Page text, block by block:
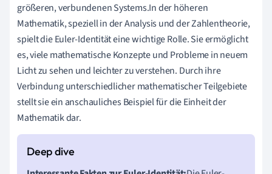
größeren, verbundenen Systems.In der höheren
Mathematik, speziell in der Analysis und der Zahlentheorie,
spielt die Euler-Identität eine wichtige Rolle. Sie ermöglicht
es, viele mathematische Konzepte und Probleme in neuem
Licht zu sehen und leichter zu verstehen. Durch ihre
Verbindung unterschiedlicher mathematischer Teilgebiete
stellt sie ein anschauliches Beispiel für die Einheit der
Mathematik dar.